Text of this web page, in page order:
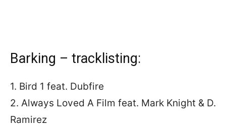
Barking – tracklisting:
1. Bird 1 feat. Dubfire
2. Always Loved A Film feat. Mark Knight & D.
Ramirez